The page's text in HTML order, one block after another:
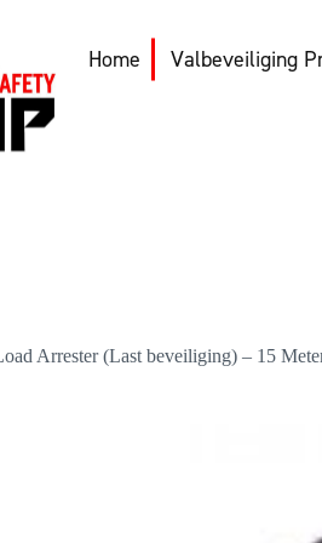
Home Valbeveiliging
Arrester (Last beveiliging) – 15